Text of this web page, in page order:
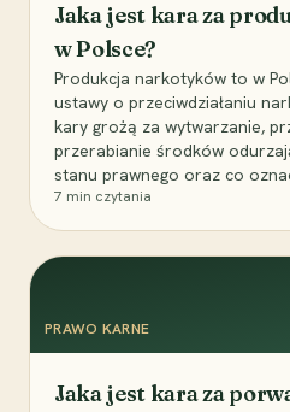
Jaka jest kara za
w Polsce?
Produkcja narkotyków to w
ustawy o przeciwdziałaniu
kary grożą za wytwarzanie,
przerabianie środków
stanu prawnego oraz co
7 min czytania
PRAWO KARNE
Jaka jest kara za